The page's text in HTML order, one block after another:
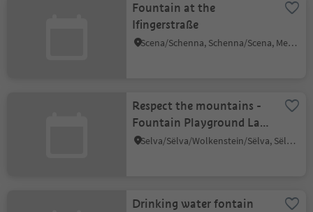
Fountain at the
Ifingerstraße
Scena/Schenna, Schenna/Scena, Meran/Merano and environs
Respect the mountains -
Fountain Playground La
Poza Selva Val Gardena
Selva/Sëlva/Wolkenstein/Sëlva, Sëlva/Selva di Val Gardena, Dolomites Region Val Gardena
Drinking water fontain